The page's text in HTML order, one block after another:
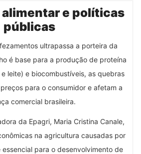
e políticas
públicas
ultrapassa a porteira da
é base para a produção de proteína
leite) e biocombustíveis, as quebras
para o consumidor e afetam a
comercial brasileira.
da Epagri, Maria Cristina Canale,
na agricultura causadas por
para o desenvolvimento de